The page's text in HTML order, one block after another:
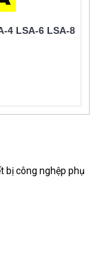
4 LSA-6 LSA-8
bị công nghệp phụ